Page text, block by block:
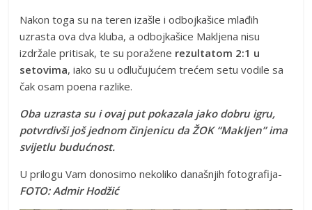
Nakon toga su na teren izašle i odbojkašice mlađih
uzrasta ova dva kluba, a odbojkašice Makljena nisu
izdržale pritisak, te su poražene rezultatom 2:1 u
setovima, iako su u odlučujućem trećem setu vodile sa
čak osam poena razlike.
Oba uzrasta su i ovaj put pokazala jako dobru igru,
potvrdivši još jednom činjenicu da ŽOK “Makljen” ima
svijetlu budućnost.
U prilogu Vam donosimo nekoliko današnjih fotografija-
FOTO: Admir Hodžić